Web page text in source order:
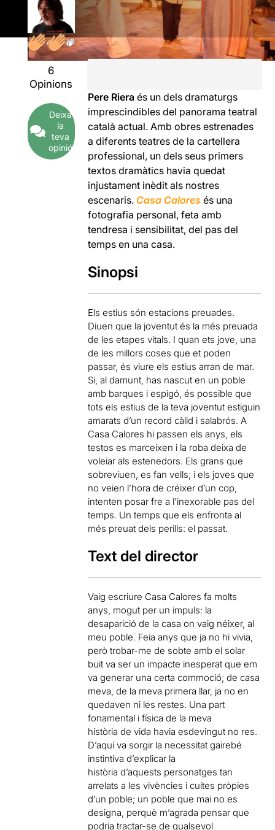
6
Opinions
Deixa
la
teva
opinió
Pere Riera és un dels dramaturgs
imprescindibles del panorama teatral
català actual. Amb obres estrenades
a diferents teatres de la cartellera
professional, un dels seus primers
textos dramàtics havia quedat
injustament inèdit als nostres
escenaris. Casa Calores és una
fotografia personal, feta amb
tendresa i sensibilitat, del pas del
temps en una casa.
Sinopsi
Els estius són estacions preuades.
Diuen que la joventut és la més preuada
de les etapes vitals. I quan ets jove, una
de les millors coses que et poden
passar, és viure els estius arran de mar.
Si, al damunt, has nascut en un poble
amb barques i espigó, és possible que
tots els estius de la teva joventut estiguin
amarats d’un record càlid i salabrós. A
Casa Calores hi passen els anys, els
testos es marceixen i la roba deixa de
voleiar als estenedors. Els grans que
sobreviuen, es fan vells; i els joves que
no veien l’hora de créixer d’un cop,
intenten posar fre a l’inexorable pas del
temps. Un temps que els enfronta al
més preuat dels perills: el passat.
Text del director
Vaig escriure Casa Calores fa molts
anys, mogut per un impuls: la
desaparició de la casa on vaig néixer, al
meu poble. Feia anys que ja no hi vivia,
però trobar-me de sobte amb el solar
buit va ser un impacte inesperat que em
va generar una certa commoció; de casa
meva, de la meva primera llar, ja no en
quedaven ni les restes. Una part
fonamental i física de la meva
història de vida havia esdevingut no res.
D’aquí va sorgir la necessitat gairebé
instintiva d’explicar la
història d’aquests personatges tan
arrelats a les vivències i cuites pròpies
d’un poble; un poble que mai no es
designa, perquè m’agrada pensar que
podria tractar-se de qualsevol